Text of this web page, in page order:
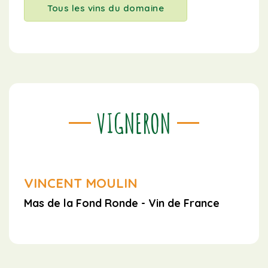
Tous les vins du domaine
VIGNERON
VINCENT MOULIN
Mas de la Fond Ronde - Vin de France